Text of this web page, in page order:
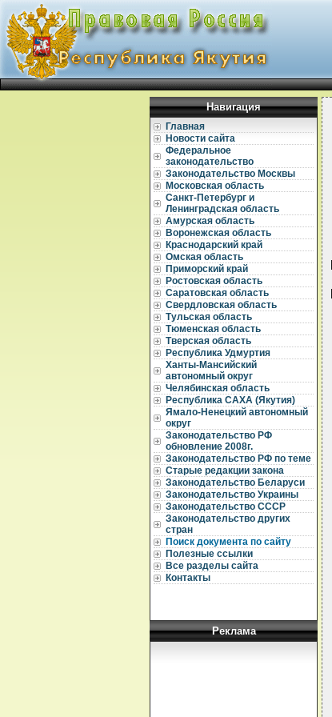
Навигация
Главная
Новости сайта
Федеральное
законодательство
Законодательство Москвы
Московская область
Санкт-Петербург и
Ленинградская область
Амурская область
Воронежская область
Краснодарский край
Омская область
Приморский край
Ростовская область
Саратовская область
Свердловская область
Тульская область
Тюменская область
Тверская область
Республика Удмуртия
Ханты-Мансийский
автономный округ
Челябинская область
Республика САХА (Якутия)
Ямало-Ненецкий автономный
округ
Законодательство РФ
обновление 2008г.
Законодательство РФ по теме
Старые редакции закона
Законодательство Беларуси
Законодательство Украины
Законодательство СССР
Законодательство других
стран
Поиск документа по сайту
Полезные ссылки
Все разделы сайта
Контакты
Реклама